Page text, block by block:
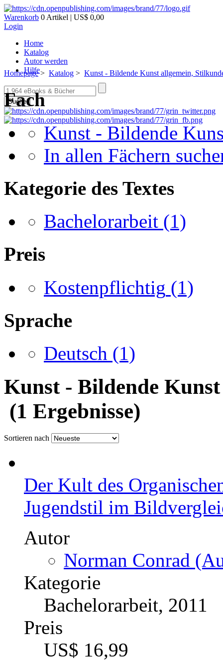
Warenkorb 0 Artikel | US$ 0,00
Login
Home
Katalog
Autor werden
Hilfe
Suche
Homepage> Katalog > Kunst - Bildende Kunst allgemein,
Fach
Kunst - Bildende
In allen Fächern
Kategorie des Textes
Bachelorarbeit (1)
Preis
Kostenpflichtig (1)
Sprache
Deutsch (1)
Kunst - Bildende
(1 Ergebnisse)
Sortieren nach
Der Kult des
Jugendstil im
Autor
Norman Conrad
Kategorie
Bachelorarbeit, 2011
Preis
US$ 16,99